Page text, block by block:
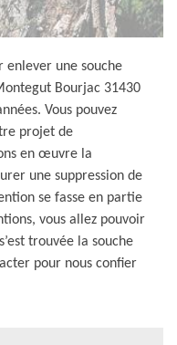
enlever une souche
Bourjac 31430
Vous pouvez
projet de
en œuvre la
une suppression de
se fasse en partie
vous allez pouvoir
trouvée la souche
pour nous confier